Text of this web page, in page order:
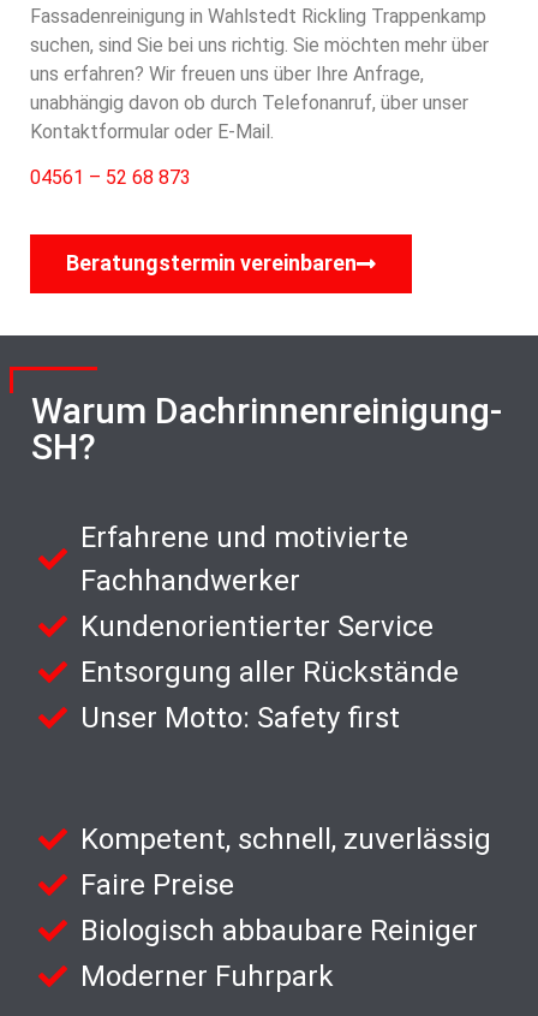
Fassadenreinigung in Wahlstedt Rickling Trappenkamp
suchen, sind Sie bei uns richtig. Sie möchten mehr über
uns erfahren? Wir freuen uns über Ihre Anfrage,
unabhängig davon ob durch Telefonanruf, über unser
Kontaktformular oder E-Mail.
04561 – 52 68 873
Beratungstermin vereinbaren
Warum Dachrinnenreinigung-
SH?
Erfahrene und motivierte
Fachhandwerker
Kundenorientierter Service
Entsorgung aller Rückstände
Unser Motto: Safety first
Kompetent, schnell, zuverlässig
Faire Preise
Biologisch abbaubare Reiniger
Moderner Fuhrpark